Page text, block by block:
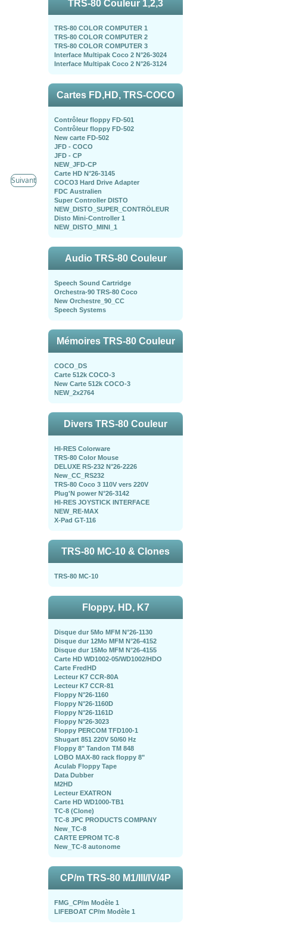
Suivant
TRS-80 Couleur 1,2,3
TRS-80 COLOR COMPUTER 1
TRS-80 COLOR COMPUTER 2
TRS-80 COLOR COMPUTER 3
Interface Multipak Coco 2 N°26-3024
Interface Multipak Coco 2 N°26-3124
Cartes FD,HD, TRS-COCO
Contrôleur floppy FD-501
Contrôleur floppy FD-502
New carte FD-502
JFD - COCO
JFD - CP
NEW_JFD-CP
Carte HD N°26-3145
COCO3 Hard Drive Adapter
FDC Australien
Super Controller DISTO
NEW_DISTO_SUPER_CONTRÖLEUR
Disto Mini-Controller 1
NEW_DISTO_MINI_1
Audio TRS-80 Couleur
Speech Sound Cartridge
Orchestra-90 TRS-80 Coco
New Orchestre_90_CC
Speech Systems
Mémoires TRS-80 Couleur
COCO_DS
Carte 512k COCO-3
New Carte 512k COCO-3
NEW_2x2764
Divers TRS-80 Couleur
HI-RES Colorware
TRS-80 Color Mouse
DELUXE RS-232 N°26-2226
New_CC_RS232
TRS-80 Coco 3 110V vers 220V
Plug'N power N°26-3142
HI-RES JOYSTICK INTERFACE
NEW_RE-MAX
X-Pad GT-116
TRS-80 MC-10 & Clones
TRS-80 MC-10
Floppy, HD, K7
Disque dur 5Mo MFM N°26-1130
Disque dur 12Mo MFM N°26-4152
Disque dur 15Mo MFM N°26-4155
Carte HD WD1002-05/WD1002/HDO
Carte FredHD
Lecteur K7 CCR-80A
Lecteur K7 CCR-81
Floppy N°26-1160
Floppy N°26-1160D
Floppy N°26-1161D
Floppy N°26-3023
Floppy PERCOM TFD100-1
Shugart 851 220V 50/60 Hz
Floppy 8" Tandon TM 848
LOBO MAX-80 rack floppy 8"
Aculab Floppy Tape
Data Dubber
M2HD
Lecteur EXATRON
Carte HD WD1000-TB1
TC-8 (Clone)
TC-8 JPC PRODUCTS COMPANY
New_TC-8
CARTE EPROM TC-8
New_TC-8 autonome
CP/m TRS-80 M1/III/IV/4P
FMG_CP/m Modèle 1
LIFEBOAT CP/m Modèle 1